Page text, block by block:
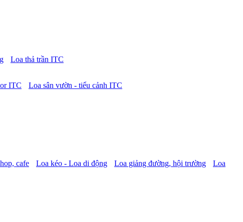
Loa thả trần ITC
ITC
Loa sân vườn - tiểu cảnh ITC
cafe Loa kéo - Loa di động Loa giảng đường, hội trường
Loa